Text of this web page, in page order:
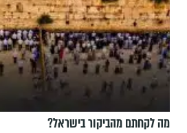
מה לקחתם מהביקור בישראל?